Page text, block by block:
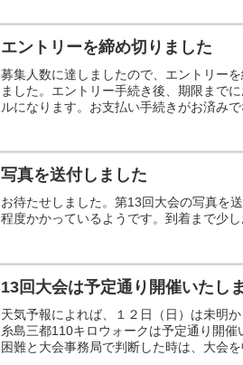
エントリーを締め切りました
募集人数に達しましたので、エントリー
ました。エントリー手続き後、期限まで
ルになります。お支払い手続きがお済み
写真を送付しました
お待たせしました。第13回大会の写真を
程度かかっているようです。到着まで少し
13回大会は予定通り開催いたし
天気予報によれば、１２日（日）は未明
糸島三都110キロウォークは予定通り開
困難と大会事務局で判断した時は、大会